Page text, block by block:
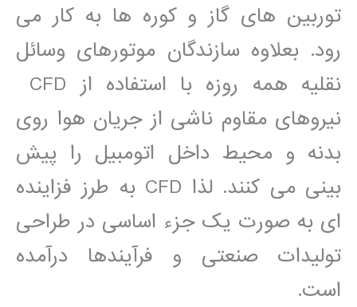
توربين ھای گاز و کوره ھا به کار می
رود. بعلاوه سازندگان موتورھای وسائل
نيروھای مقاوم ناشی از جريان ھوا روی
بدنه و محيط داخل اتومبيل را پيش
بينی می کنند. لذا CFD به طرز فزاينده
ای به صورت يک جزء اساسی در طراحی
توليدات صنعتی و فرآيندھا درآمده
است.